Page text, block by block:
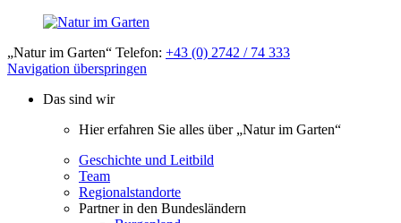
„Natur im Garten“ Telefon: +43 (0) 2742 / 74 333
Navigation überspringen
Das sind wir
Hier erfahren Sie alles über „Natur im Garten“
Geschichte und Leitbild
Team
Regionalstandorte
Partner in den Bundesländern